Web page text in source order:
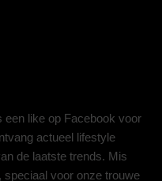
een like op Facebook voor
actueel lifestyle
de laatste trends. Mis
speciaal voor onze trouwe